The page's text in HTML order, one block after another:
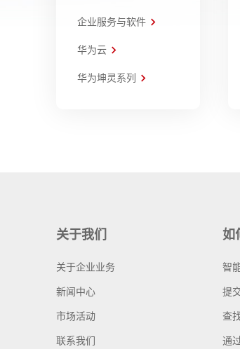
企业服务与软件
华为云
华为坤灵系列
关于我们
关于企业业务
新闻中心
市场活动
联系我们
如
智
提
查
通